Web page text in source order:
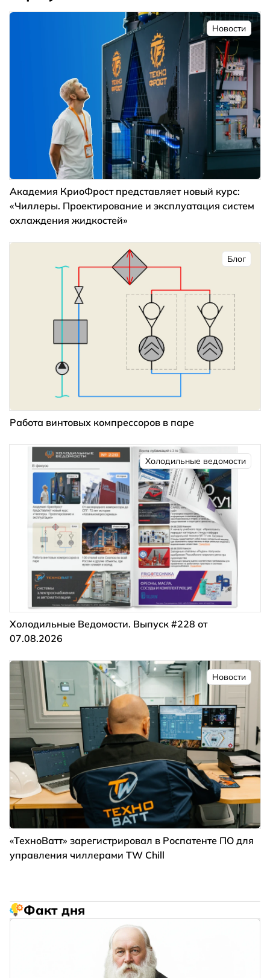
Новости
Академия КриоФрост представляет новый курс:
«Чиллеры. Проектирование и эксплуатация систем
охлаждения жидкостей»
Блог
Работа винтовых компрессоров в паре
Холодильные ведомости
Холодильные Ведомости. Выпуск #228 от
07.08.2026
Новости
«ТехноВатт» зарегистрировал в Роспатенте ПО для
управления чиллерами TW Chill
Факт дня